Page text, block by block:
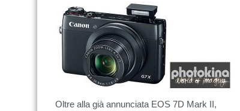
Oltre alla già annunciata EOS 7D Mark II,